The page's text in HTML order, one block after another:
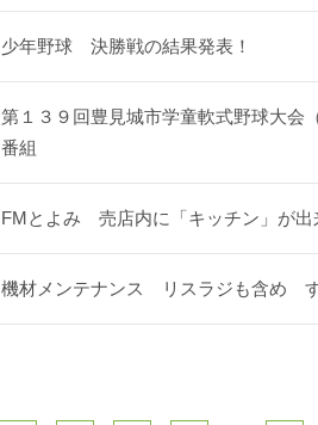
少年野球 決勝戦の結果発表！
第１３９回豊見城市学童軟式野球大会
番組
FMとよみ 売店内に「キッチン」が出
機材メンテナンス リスラジも含め す